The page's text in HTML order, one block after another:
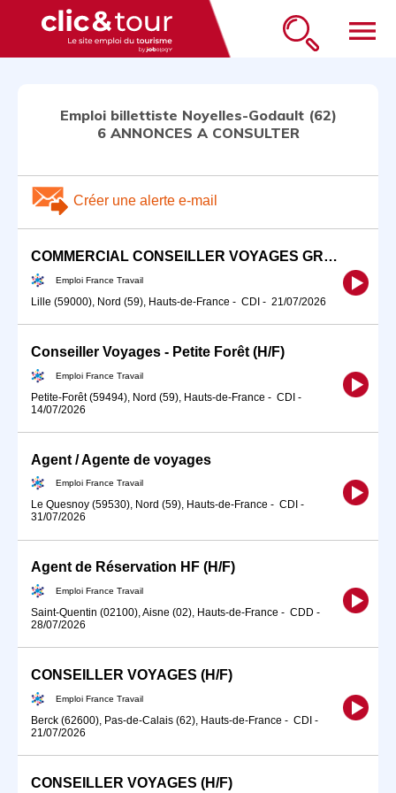
menu
Emploi billettiste Noyelles-Godault (62)
6 ANNONCES A CONSULTER
Créer une alerte e-mail
COMMERCIAL CONSEILLER VOYAGES GROUPES (H/F)
Emploi France Travail
Lille (59000), Nord (59), Hauts-de-France - CDI - 21/07/2026
Conseiller Voyages - Petite Forêt (H/F)
Emploi France Travail
Petite-Forêt (59494), Nord (59), Hauts-de-France - CDI -
14/07/2026
Agent / Agente de voyages
Emploi France Travail
Le Quesnoy (59530), Nord (59), Hauts-de-France - CDI -
31/07/2026
Agent de Réservation HF (H/F)
Emploi France Travail
Saint-Quentin (02100), Aisne (02), Hauts-de-France - CDD -
28/07/2026
CONSEILLER VOYAGES (H/F)
Emploi France Travail
Berck (62600), Pas-de-Calais (62), Hauts-de-France - CDI -
21/07/2026
CONSEILLER VOYAGES (H/F)